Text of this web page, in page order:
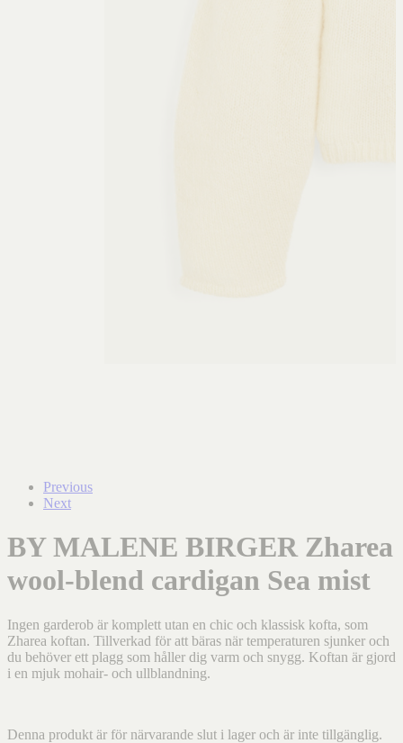
Previous
Next
BY MALENE BIRGER Zharea
wool-blend cardigan Sea mist
Ingen garderob är komplett utan en chic och klassisk kofta, som
Zharea koftan. Tillverkad för att bäras när temperaturen sjunker och
du behöver ett plagg som håller dig varm och snygg. Koftan är gjord
i en mjuk mohair- och ullblandning.
Denna produkt är för närvarande slut i lager och är inte tillgänglig.